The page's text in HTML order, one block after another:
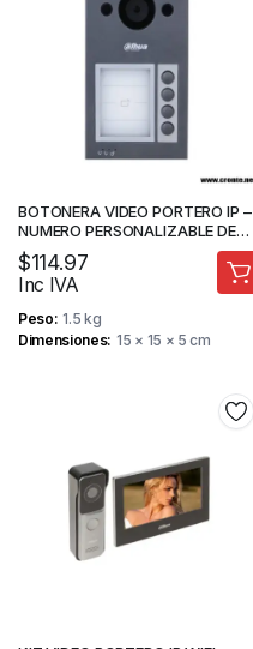
BOTONERA VIDEO PORTERO IP –
NUMERO PERSONALIZABLE DE
BOTONES – DAHUA
$114.97
Inc IVA
Peso 1.5 kg
Dimensiones 15 × 15 × 5 cm